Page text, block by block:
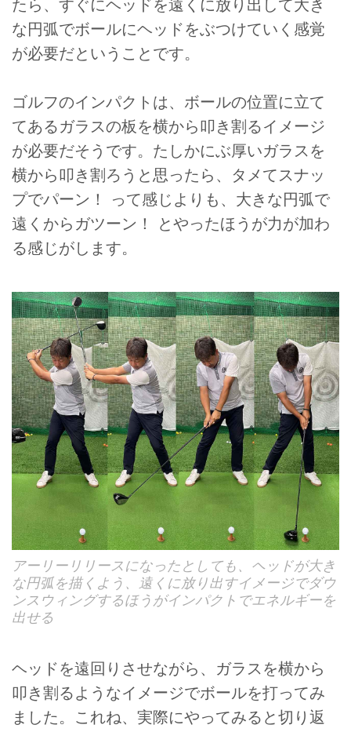
たら、すぐにヘッドを遠くに放り出して大き
な円弧でボールにヘッドをぶつけていく感覚
が必要だということです。
ゴルフのインパクトは、ボールの位置に立て
てあるガラスの板を横から叩き割るイメージ
が必要だそうです。たしかにぶ厚いガラスを
横から叩き割ろうと思ったら、タメてスナッ
プでパーン！ って感じよりも、大きな円弧で
遠くからガツーン！ とやったほうが力が加わ
る感じがします。
アーリーリリースになったとしても、ヘッドが大き
な円弧を描くよう、遠くに放り出すイメージでダウ
ンスウィングするほうがインパクトでエネルギーを
出せる
ヘッドを遠回りさせながら、ガラスを横から
叩き割るようなイメージでボールを打ってみ
ました。これね、実際にやってみると切り返